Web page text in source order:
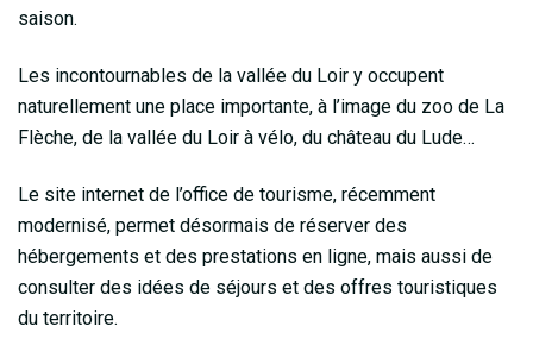
saison.
Les incontournables de la vallée du Loir y occupent
naturellement une place importante, à l’image du zoo de La
Flèche, de la vallée du Loir à vélo, du château du Lude…
Le site internet de l’office de tourisme, récemment
modernisé, permet désormais de réserver des
hébergements et des prestations en ligne, mais aussi de
consulter des idées de séjours et des offres touristiques
du territoire.